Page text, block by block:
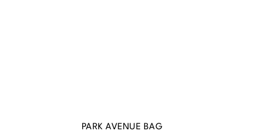
PARK AVENUE BAG